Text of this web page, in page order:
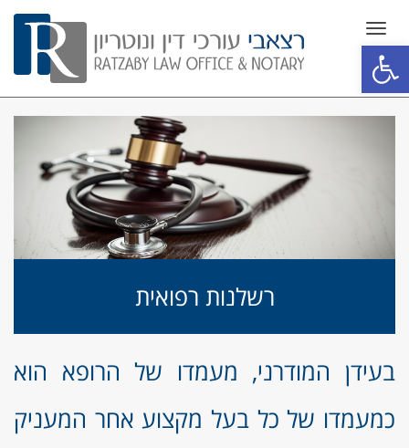
פתח סרגל נגישות
תפריט
רשלנות רפואית
בעידן המודרני, מעמדו של הרופא הוא
כמעמדו של כל בעל מקצוע אחר המעניק